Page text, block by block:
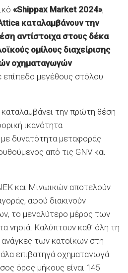
«Shippax Market 2024»,
καταλαμβάνουν την
αντίστοιχα στους δέκα
ομίλους διαχείρισης
οχηματαγωγών
μεγέθους στόλου
την πρώτη θέση
ικανότητα
δυνατότητα μεταφοράς
από τις GNV και
και Μινωικών αποτελούν
αφού διακινούν
το μεγαλύτερο μέρος των
νησιά. Καλύπτουν καθ’ όλη τη
ανάγκες των κατοίκων στη
επιβατηγά οχηματαγωγά
όρος μήκους είναι 145